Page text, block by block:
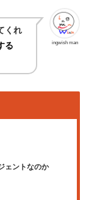
ingwish man
くれ
る
ェントなのか